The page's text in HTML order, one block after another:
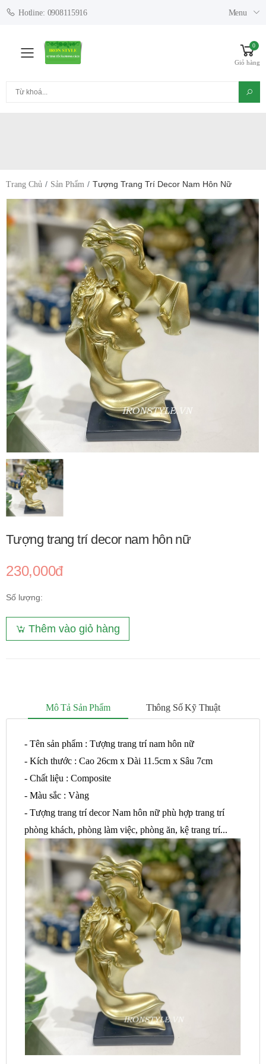
Hotline: 0908115916 Menu
Toggle mobile menu
0
Giỏ hàng
Trang Chủ Sản Phẩm Tượng Trang Trí Decor Nam Hôn Nữ
Tượng trang trí decor nam hôn nữ
230,000đ
Số lượng:
Thêm vào giỏ hàng
Mô Tả Sản Phẩm Thông Số Kỹ Thuật
- Tên sản phẩm : Tượng trang trí nam hôn nữ
- Kích thước : Cao 26cm x Dài 11.5cm x Sâu 7cm
- Chất liệu : Composite
- Màu sắc : Vàng
- Tượng trang trí decor Nam hôn nữ phù hợp trang trí
phòng khách, phòng làm việc, phòng ăn, kệ trang trí...